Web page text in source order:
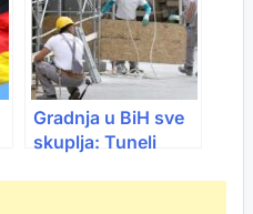
Gradnja u BiH sve
skuplja: Tuneli